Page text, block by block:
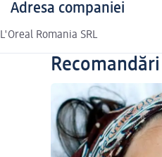
Adresa companiei
L'Oreal Romania SRL
Recomandări